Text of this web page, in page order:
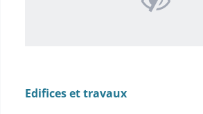
Edifices et travaux